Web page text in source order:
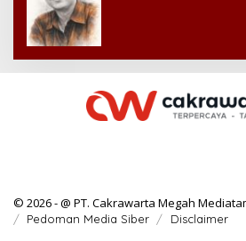
© 2026 - @ PT. Cakrawarta Megah
Pedoman Media Siber Disclaimer